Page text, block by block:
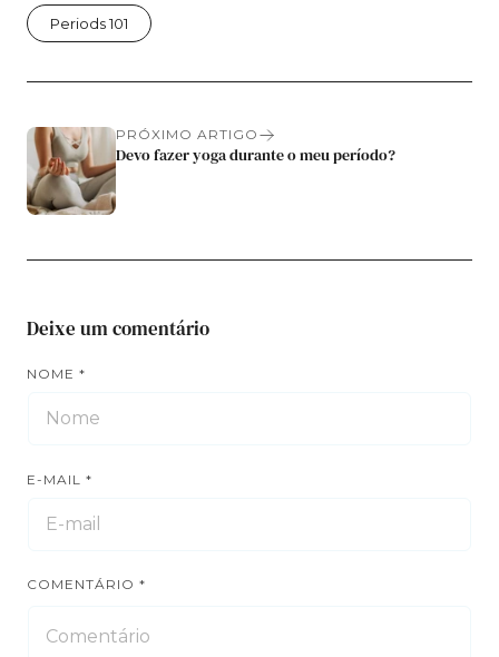
no
Facebook
no
X
no
Pinterest
Periods 101
PRÓXIMO ARTIGO
Devo fazer yoga durante o meu período?
Deixe um comentário
NOME *
E-MAIL *
COMENTÁRIO *